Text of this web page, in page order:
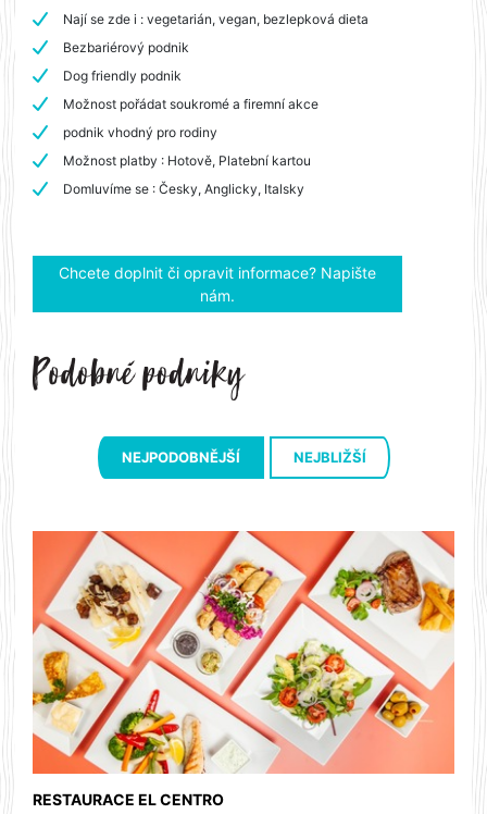
Nají se zde i : vegetarián, vegan, bezlepková dieta
Bezbariérový podnik
Dog friendly podnik
Možnost pořádat soukromé a firemní akce
podnik vhodný pro rodiny
Možnost platby : Hotově, Platební kartou
Domluvíme se : Česky, Anglicky, Italsky
Chcete doplnit či opravit informace? Napište
nám.
NEJPODOBNĚJŠÍ NEJBLIŽŠÍ
RESTAURACE EL CENTRO